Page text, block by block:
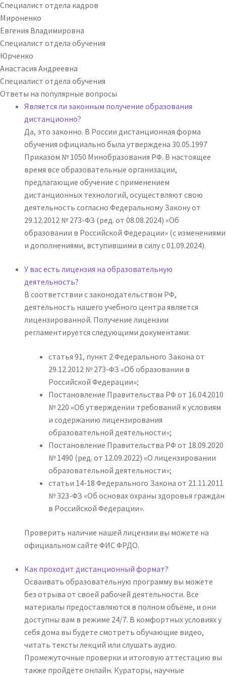
Специалист отдела кадров
Мироненко
Евгения Владимировна
Специалист отдела обучения
Юрченко
Анастасия Андреевна
Специалист отдела обучения
Ответы на популярные вопросы
Является ли законным получение образования
дистанционно?
Да, это законно. В России дистанционная форма
обучения официально была утверждена 30.05.1997
Приказом № 1050 Минобразования РФ. В настоящее
время все образовательные организации,
предлагающие обучение с применением
дистанционных технологий, осуществляют свою
деятельность согласно Федеральному Закону от
29.12.2012 № 273-ФЗ (ред. от 08.08.2024) «Об
образовании в Российской Федерации» (с изменениями
и дополнениями, вступившими в силу с 01.09.2024).
У вас есть лицензия на образовательную
деятельность?
В соответствии с законодательством РФ,
деятельность нашего учебного центра является
лицензированной. Получение лицензии
регламентируется следующими документами:
статья 91, пункт 2 Федерального Закона от
29.12.2012 № 273-ФЗ «Об образовании в
Российской Федерации»;
Постановление Правительства РФ от 16.04.2010
№ 220 «Об утверждении требований к условиям
и содержанию лицензирования
образовательной деятельности»;
Постановление Правительства РФ от 18.09.2020
№ 1490 (ред. от 12.09.2022) «О лицензировании
образовательной деятельности»;
статьи 14-18 Федерального Закона от 21.11.2011
№ 323-ФЗ «Об основах охраны здоровья граждан
в Российской Федерации».
Проверить наличие нашей лицензии вы можете на
официальном сайте ФИС ФРДО.
Как проходит дистанционный формат?
Осваивать образовательную программу вы можете
без отрыва от своей рабочей деятельности. Все
материалы предоставляются в полном объёме, и они
доступны вам в режиме 24/7. В комфортных условиях у
себя дома вы будете смотреть обучающие видео,
читать тексты лекций или слушать аудио.
Промежуточные проверки и итоговую аттестацию вы
также пройдёте онлайн. Кураторы, научные